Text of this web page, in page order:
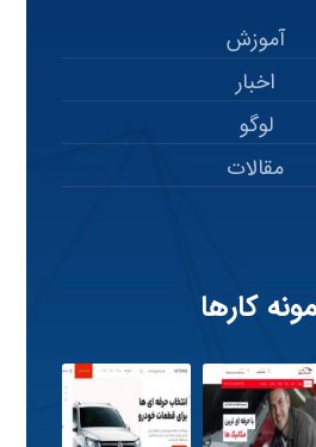
آموزش
اخبار
لوگو
مقالات
کارها